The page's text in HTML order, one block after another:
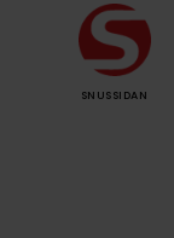
SNUSSIDAN